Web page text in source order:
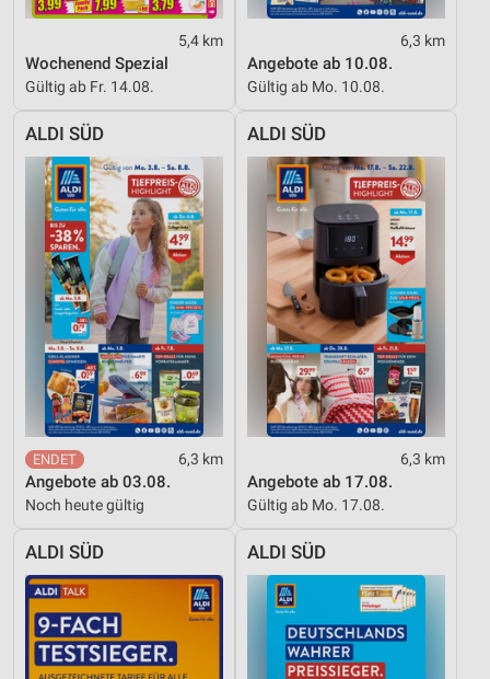
5,4 km
Wochenend Spezial
Gültig ab Fr. 14.08.
6,3 km
Angebote ab 10.08.
Gültig ab Mo. 10.08.
ALDI SÜD
6,3 km
Angebote ab 03.08.
Noch heute gültig
ALDI SÜD
6,3 km
Angebote ab 17.08.
Gültig ab Mo. 17.08.
ALDI SÜD ALDI SÜD
Nicht-IAB-Verarbeitungszwecke:
Performance
Funktional
Werbung